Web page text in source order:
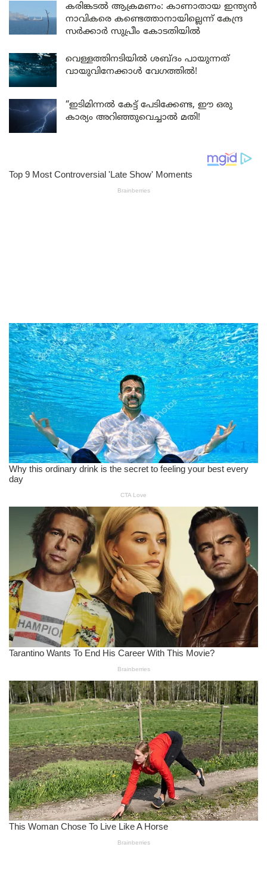
കരിങ്കടൽ ആക്രമണം: കാണാതായ ഇന്ത്യൻ
നാവികരെ കണ്ടെത്താനായില്ലെന്ന് കേന്ദ്ര
സർക്കാർ സുപ്രീം കോടതിയിൽ
വെള്ളത്തിനടിയിൽ ശബ്ദം പായുന്നത്
വായുവിനേക്കാൾ വേഗത്തിൽ!
“ഇടിമിന്നൽ കേട്ട് പേടിക്കേണ്ട, ഈ ഒരു
കാര്യം അറിഞ്ഞുവെച്ചാൽ മതി!